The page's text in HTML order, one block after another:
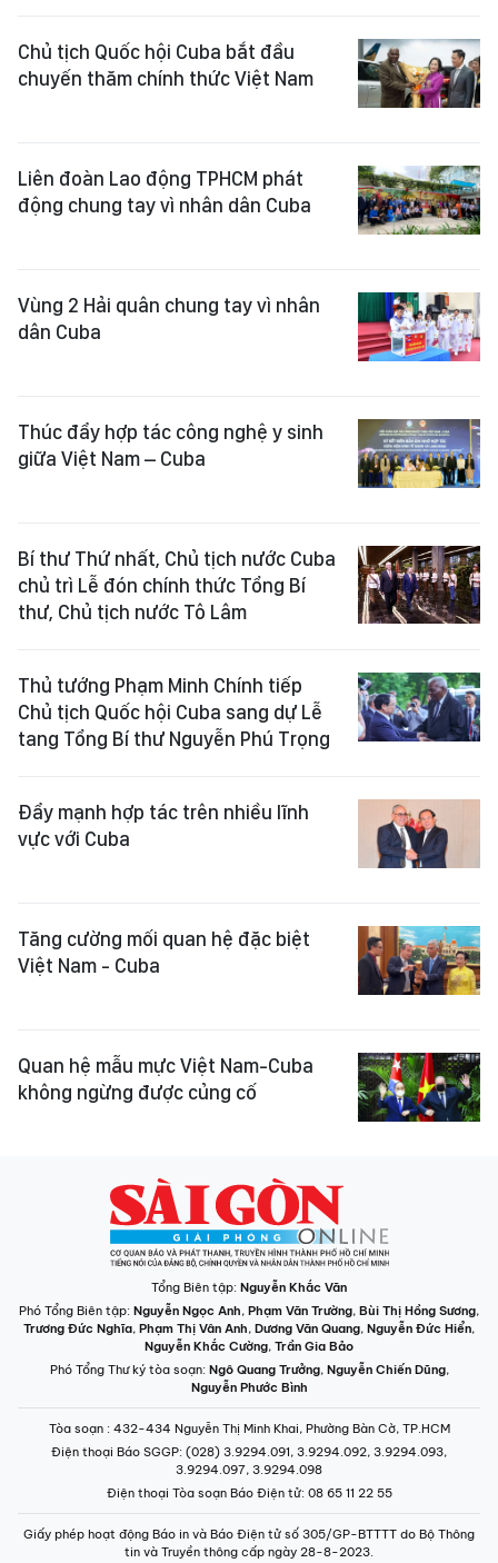
Chủ tịch Quốc hội Cuba bắt đầu
chuyến thăm chính thức Việt Nam
Liên đoàn Lao động TPHCM phát
động chung tay vì nhân dân Cuba
Vùng 2 Hải quân chung tay vì nhân
dân Cuba
Thúc đẩy hợp tác công nghệ y sinh
giữa Việt Nam – Cuba
Bí thư Thứ nhất, Chủ tịch nước Cuba
chủ trì Lễ đón chính thức Tổng Bí
thư, Chủ tịch nước Tô Lâm
Thủ tướng Phạm Minh Chính tiếp
Chủ tịch Quốc hội Cuba sang dự Lễ
tang Tổng Bí thư Nguyễn Phú Trọng
Đẩy mạnh hợp tác trên nhiều lĩnh
vực với Cuba
Tăng cường mối quan hệ đặc biệt
Việt Nam - Cuba
Quan hệ mẫu mực Việt Nam-Cuba
không ngừng được củng cố
Tổng Biên tập: Nguyễn Khắc Văn
Phó Tổng Biên tập: Nguyễn Ngọc Anh, Phạm Văn Trường, Bùi Thị Hồng Sương,
Trương Đức Nghĩa, Phạm Thị Vân Anh, Dương Văn Quang, Nguyễn Đức Hiển,
Nguyễn Khắc Cường, Trần Gia Bảo
Phó Tổng Thư ký tòa soạn: Ngô Quang Trưởng, Nguyễn Chiến Dũng,
Nguyễn Phước Bình
Tòa soạn : 432-434 Nguyễn Thị Minh Khai, Phường Bàn Cờ, TP.HCM
Điện thoại Báo SGGP: (028) 3.9294.091, 3.9294.092, 3.9294.093,
3.9294.097, 3.9294.098
Điện thoại Tòa soạn Báo Điện tử: 08 65 11 22 55
Giấy phép hoạt động Báo in và Báo Điện tử số 305/GP-BTTTT do Bộ Thông
tin và Truyền thông cấp ngày 28-8-2023.